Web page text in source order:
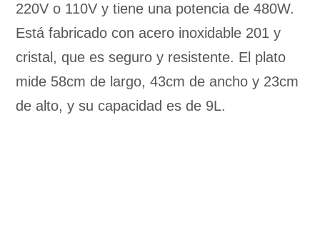
220V o 110V y tiene una potencia de 480W.
Está fabricado con acero inoxidable 201 y
cristal, que es seguro y resistente. El plato
mide 58cm de largo, 43cm de ancho y 23cm
de alto, y su capacidad es de 9L.